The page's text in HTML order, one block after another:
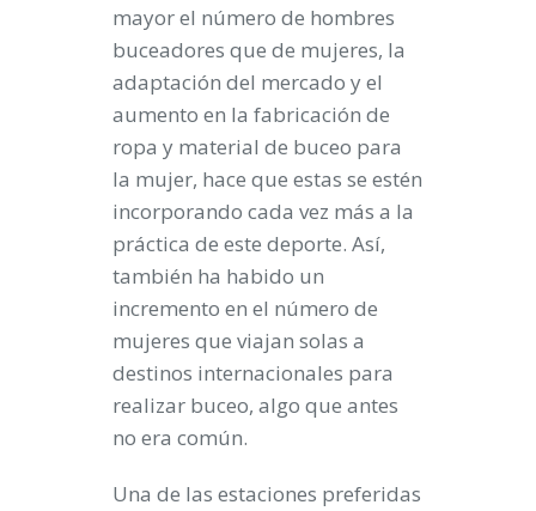
mayor el número de hombres
buceadores que de mujeres, la
adaptación del mercado y el
aumento en la fabricación de
ropa y material de buceo para
la mujer, hace que estas se estén
incorporando cada vez más a la
práctica de este deporte. Así,
también ha habido un
incremento en el número de
mujeres que viajan solas a
destinos internacionales para
realizar buceo, algo que antes
no era común.
Una de las estaciones preferidas